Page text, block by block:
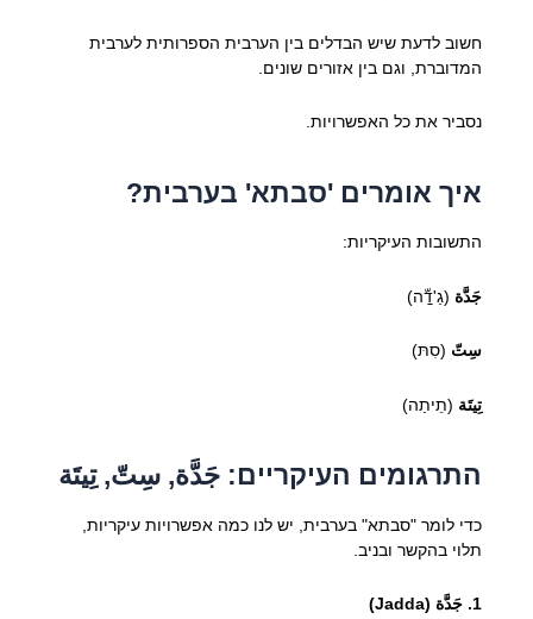
חשוב לדעת שיש הבדלים בין הערבית הספרותית לערבית
המדוברת, וגם בין אזורים שונים.
נסביר את כל האפשרויות.
איך אומרים 'סבתא' בערבית?
התשובות העיקריות:
جَدَّة (גַ'דַّה)
سِتّ (סִתּ)
تِيتَة (תֵיתַה)
התרגומים העיקריים: جَدَّة, سِتّ, تِيتَة
כדי לומר "סבתא" בערבית, יש לנו כמה אפשרויות עיקריות,
תלוי בהקשר ובניב.
1. جَدَّة (Jadda)